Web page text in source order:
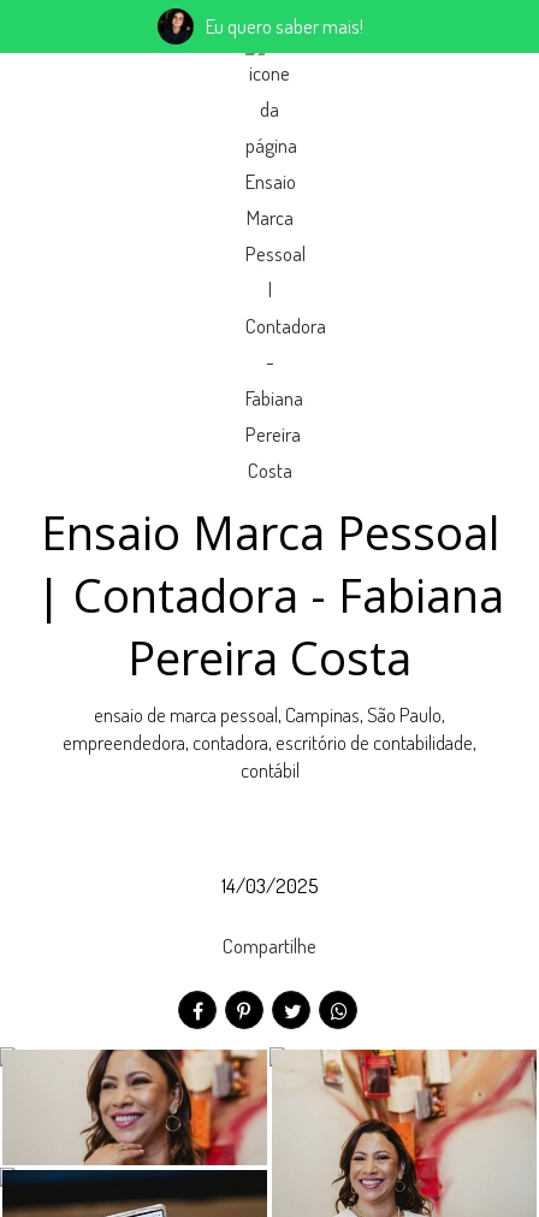
Ensaio Marca Pessoal
| Contadora - Fabiana
Pereira Costa
ensaio de marca pessoal, Campinas, São Paulo,
empreendedora, contadora, escritório de contabilidade,
contábil
14/03/2025
Compartilhe
Eu quero saber mais!